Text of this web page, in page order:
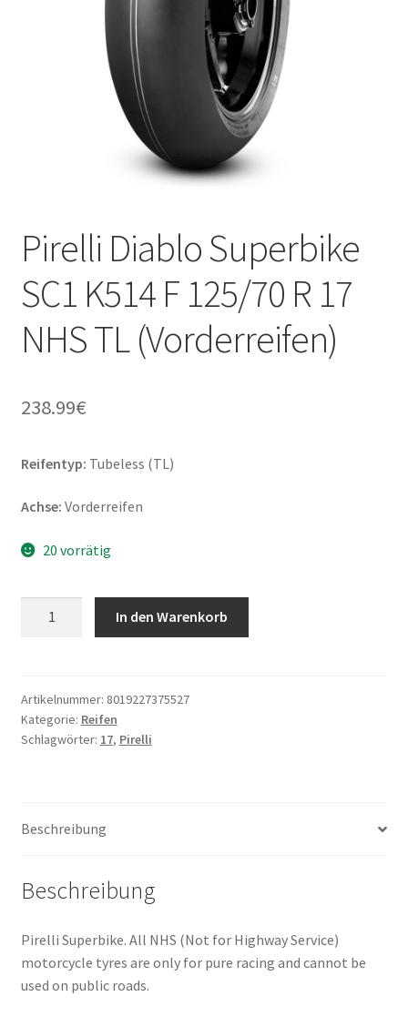
Pirelli Diablo Superbike
SC1 K514 F 125/70 R 17
NHS TL (Vorderreifen)
238.99€
Reifentyp: Tubeless (TL)
Achse: Vorderreifen
20 vorrätig
K514
F
125/70
TL
Menge
In den Warenkorb
Artikelnummer: 8019227375527
Kategorie: Reifen
Schlagwörter: 17, Pirelli
Beschreibung
Beschreibung
Pirelli Superbike. All NHS (Not for Highway Service)
motorcycle tyres are only for pure racing and cannot be
used on public roads.